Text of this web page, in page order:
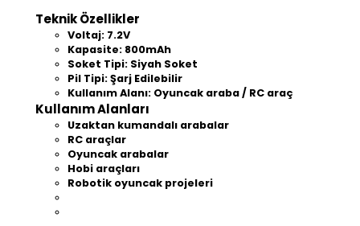
Teknik Özellikler
Voltaj: 7.2V
Kapasite: 800mAh
Soket Tipi: Siyah Soket
Pil Tipi: Şarj Edilebilir
Kullanım Alanı: Oyuncak araba / RC araç
Kullanım Alanları
Uzaktan kumandalı arabalar
RC araçlar
Oyuncak arabalar
Hobi araçları
Robotik oyuncak projeleri